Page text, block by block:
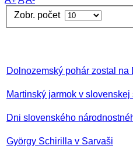
Zobr. počet
Dolnozemský pohár zostal na
Martinský jarmok v slovenskej
Dni slovenského
György Schirilla v Sarvaši